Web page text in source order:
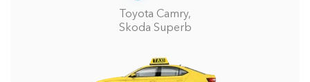
Toyota Camry,
Skoda Superb